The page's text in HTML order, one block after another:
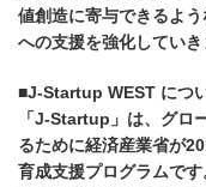
値創造に寄与できるよ
への支援を強化していき
■J-Startup WEST につ
「J-Startup」は、グロ
るために経済産業省が
育成支援プログラムで